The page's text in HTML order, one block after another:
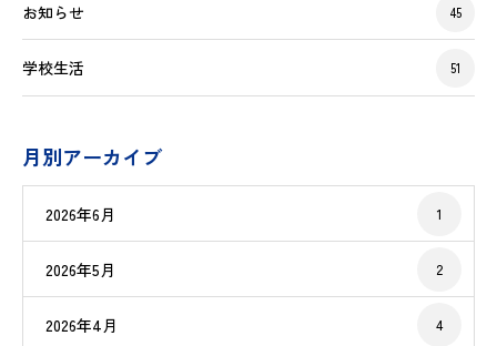
お知らせ 45
学校生活 51
月別アーカイブ
2026年6月 1
2026年5月 2
2026年4月 4